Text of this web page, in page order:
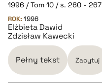
1996 / Tom 10 / s. 260 - 267
ROK: 1996
Elżbieta Dawid
Zdzisław Kawecki
Pełny tekst Zacytuj